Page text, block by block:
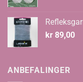
kr 89,00
ANBEFALINGER